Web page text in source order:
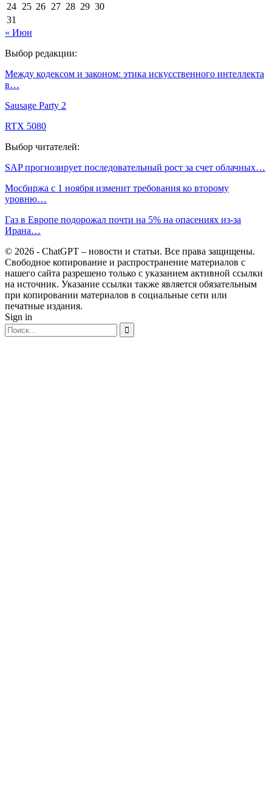
24 25 26 27 28 29 30
31
« Июн
Выбор редакции:
Между кодексом и законом: этика искусственного интеллекта
в…
Sausage Party 2
RTX 5080
Выбор читателей:
SAP прогнозирует последовательный рост за счет облачных…
Мосбиржа с 1 ноября изменит требования ко второму
уровню…
Газ в Европе подорожал почти на 5% на опасениях из-за
Ирана…
© 2026 - ChatGPT – новости и статьи. Все права защищены.
Свободное копирование и распространение материалов с
нашего сайта разрешено только с указанием активной ссылки
на источник. Указание ссылки также является обязательным
при копировании материалов в социальные сети или
печатные издания.
Sign in